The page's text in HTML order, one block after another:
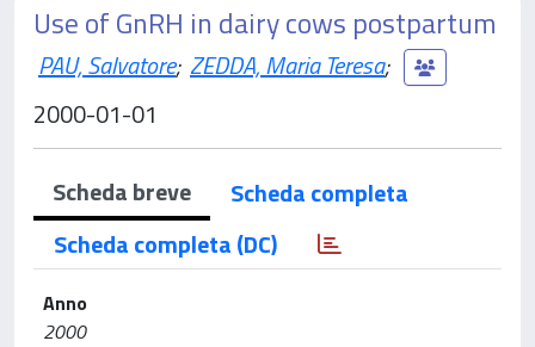
Use of GnRH in dairy cows postpartum
PAU, Salvatore; ZEDDA, Maria Teresa;
2000-01-01
Scheda breve
Scheda completa
Scheda completa (DC)
Anno
2000